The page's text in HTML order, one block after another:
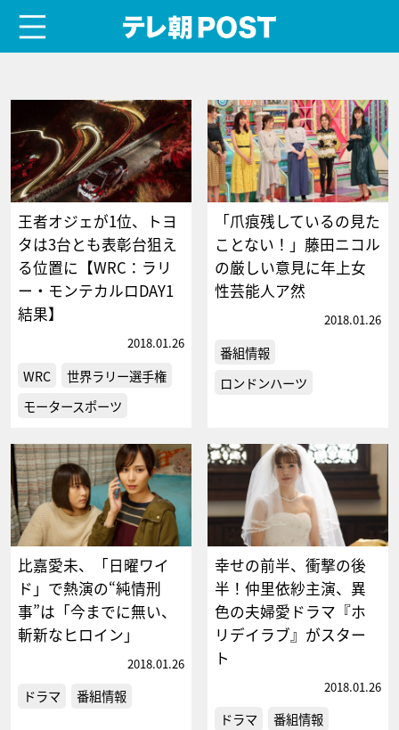
王者オジェが1位、トヨ
タは3台とも表彰台狙え
る位置に【WRC：ラリ
ー・モンテカルロDAY1
結果】
2018.01.26
WRC
世界ラリー選手権
モータースポーツ
「爪痕残しているの見た
ことない！」藤田ニコル
の厳しい意見に年上女
性芸能人ア然
2018.01.26
番組情報
ロンドンハーツ
比嘉愛未、「日曜ワイ
ド」で熱演の“純情刑
事”は「今までに無い、
斬新なヒロイン」
2018.01.26
ドラマ 番組情報
幸せの前半、衝撃の後
半！仲里依紗主演、異
色の夫婦愛ドラマ『ホ
リデイラブ』がスター
ト
2018.01.26
ドラマ 番組情報